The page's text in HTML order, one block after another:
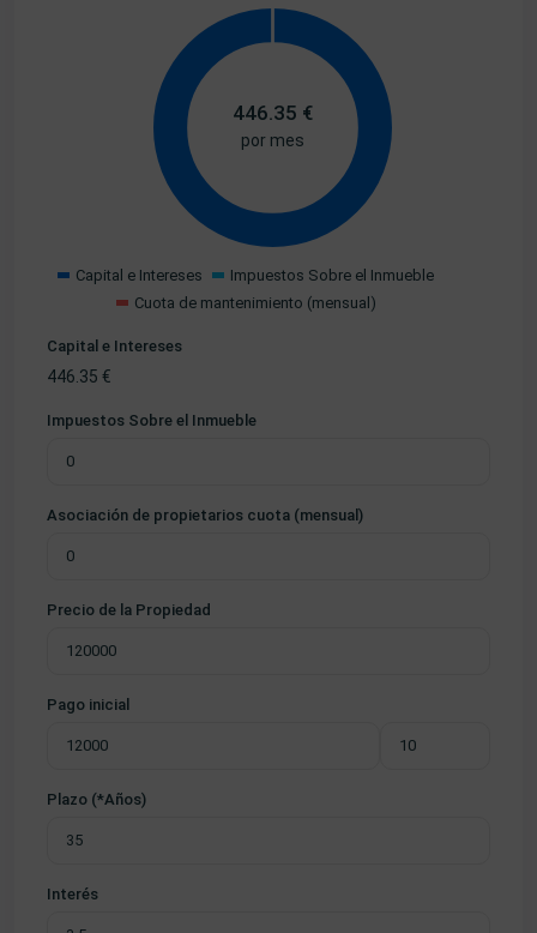
446.35 €
por mes
Capital e Intereses
Impuestos Sobre el Inmueble
Cuota de mantenimiento (mensual)
Capital e Intereses
446.35 €
Impuestos Sobre el Inmueble
Asociación de propietarios cuota (mensual)
Precio de la Propiedad
Pago inicial
Plazo (*Años)
Interés